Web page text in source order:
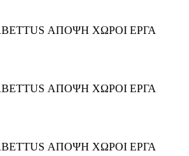
ΑΠΟΨΗ ΧΩΡΟΙ ΕΡΓΑ
ΑΠΟΨΗ ΧΩΡΟΙ ΕΡΓΑ
ΑΠΟΨΗ ΧΩΡΟΙ ΕΡΓΑ